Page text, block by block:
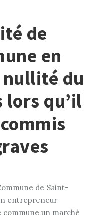
de
en
du
qu’il
de Saint-
entrepreneur
un marché